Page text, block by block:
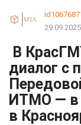
В
диалог с
ИТМО — в
в